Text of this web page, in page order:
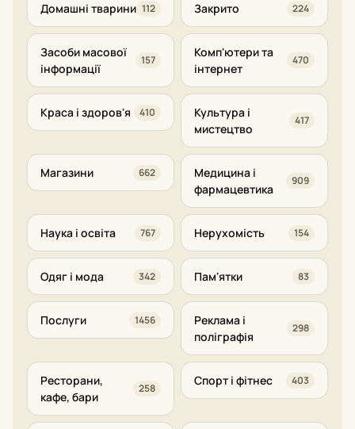
Домашні тварини 112 Закрито 224
Засоби масової
інформації
157
Комп'ютери та
інтернет
470
Краса і здоров'я 410
Культура і
мистецтво
417
Магазини 662
Медицина і
фармацевтика
909
Наука і освіта 767 Нерухомість 154
Одяг і мода 342 Пам'ятки 83
Послуги 1456
Реклама і
поліграфія
298
Ресторани,
кафе, бари
258
Спорт і фітнес 403